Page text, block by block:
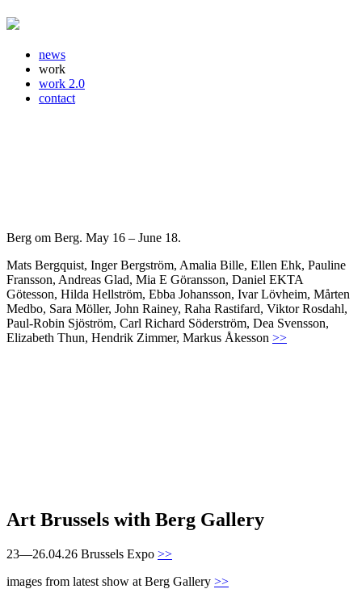
news
work
work 2.0
contact
Berg om Berg. May 16 – June 18.
Mats Bergquist, Inger Bergström, Amalia Bille, Ellen Ehk, Pauline
Fransson, Andreas Glad, Mia E Göransson, Daniel EKTA
Götesson, Hilda Hellström, Ebba Johansson, Ivar Lövheim, Mårten
Medbo, Sara Möller, John Rainey, Raha Rastifard, Viktor Rosdahl,
Paul-Robin Sjöström, Carl Richard Söderström, Dea Svensson,
Elizabeth Thun, Hendrik Zimmer, Markus Åkesson >>
Art Brussels with Berg Gallery
23—26.04.26 Brussels Expo >>
images from latest show at Berg Gallery >>